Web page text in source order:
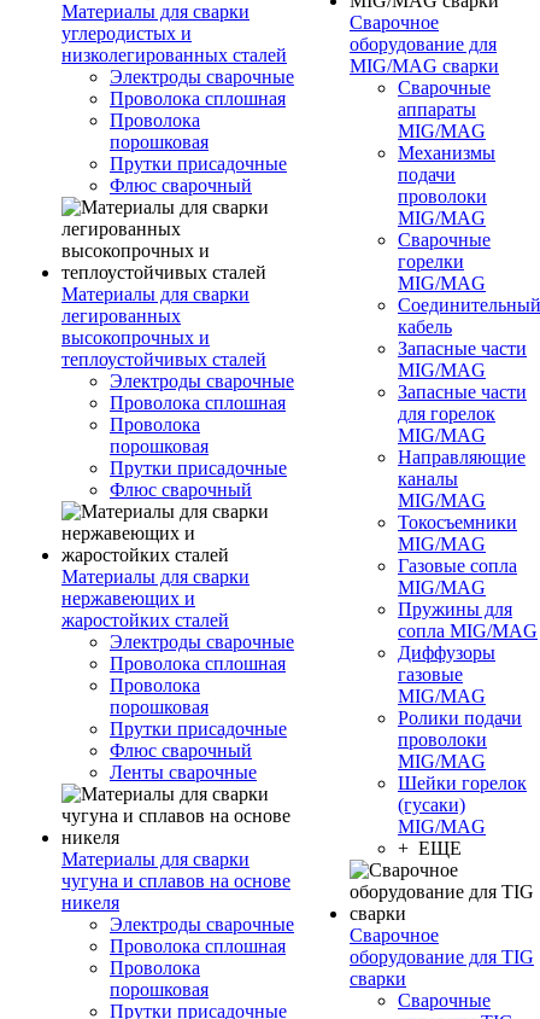
Материалы для сварки
углеродистых и
низколегированных сталей
Электроды сварочные
Проволока сплошная
Проволока
порошковая
Прутки присадочные
Флюс сварочный
Материалы для сварки
легированных
высокопрочных и
теплоустойчивых сталей
Электроды сварочные
Проволока сплошная
Проволока
порошковая
Прутки присадочные
Флюс сварочный
Материалы для сварки
нержавеющих и
жаростойких сталей
Электроды сварочные
Проволока сплошная
Проволока
порошковая
Прутки присадочные
Флюс сварочный
Ленты сварочные
Материалы для сварки
чугуна и сплавов на основе
никеля
Электроды сварочные
Проволока сплошная
Проволока
порошковая
Прутки присадочные
Сварочное
оборудование для
MIG/MAG сварки
Сварочные
аппараты
MIG/MAG
Механизмы
подачи
проволоки
MIG/MAG
Сварочные
горелки
MIG/MAG
Соединительный
кабель
Запасные части
MIG/MAG
Запасные части
для горелок
MIG/MAG
Направляющие
каналы
MIG/MAG
Токосъемники
MIG/MAG
Газовые сопла
MIG/MAG
Пружины для
сопла MIG/MAG
Диффузоры
газовые
MIG/MAG
Ролики подачи
проволоки
MIG/MAG
Шейки горелок
(гусаки)
MIG/MAG
+ ЕЩЕ
Сварочное
оборудование для TIG
сварки
Сварочные